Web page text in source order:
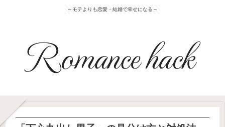
～モテよりも恋愛・結婚で幸せになる～